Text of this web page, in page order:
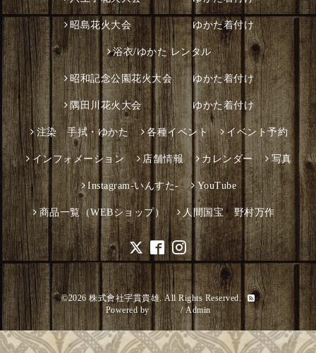
昭島花火大会 ゆかた着付け
浴衣/ゆかた レンタル
昭和記念公園花火大会 ゆかた着付け
隅田川花火大会 ゆかた着付け
注染 手拭・ゆかた 各種イベント イベント予約
インフォメーション 店舗情報 カレンダー 写真
Instagram-いんすた- YouTube
商品一覧（WEBショップ） 人間国宝 野村万作
©2026 株式會社宇貫貴雄. All Rights Reserved.
Powered by グーペ/Admin